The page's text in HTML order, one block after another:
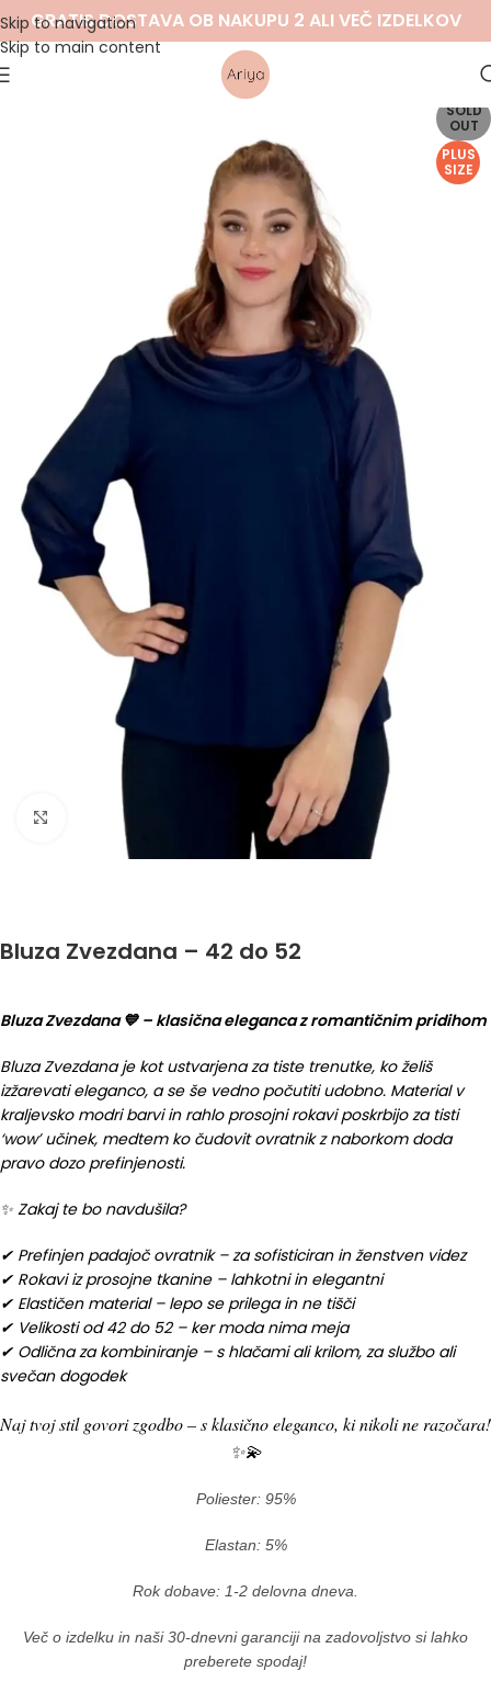
Skip to navigation
Skip to main content
GRATIS DOSTAVA OB NAKUPU 2 ALI VEČ IZDELKOV
SOLD
OUT
PLUS
SIZE
Click to enlarge
Bluza Zvezdana – 42 do 52
Bluza Zvezdana 💙 – klasična eleganca z romantičnim pridihom
Bluza Zvezdana je kot ustvarjena za tiste trenutke, ko želiš
izžarevati eleganco, a se še vedno počutiti udobno. Material v
kraljevsko modri barvi in rahlo prosojni rokavi poskrbijo za tisti
‘wow’ učinek, medtem ko čudovit ovratnik z naborkom doda
pravo dozo prefinjenosti.
✨ Zakaj te bo navdušila?
✔ Prefinjen padajoč ovratnik – za sofisticiran in ženstven videz
✔ Rokavi iz prosojne tkanine – lahkotni in elegantni
✔ Elastičen material – lepo se prilega in ne tišči
✔ Velikosti od 42 do 52 – ker moda nima meja
✔ Odlična za kombiniranje – s hlačami ali krilom, za službo ali
svečan dogodek
Naj tvoj stil govori zgodbo – s klasično eleganco, ki nikoli ne razočara!
✨💫
Poliester: 95%
Elastan: 5%
Rok dobave: 1-2 delovna dneva.
Več o izdelku in naši 30-dnevni garanciji na zadovoljstvo si lahko
preberete spodaj!